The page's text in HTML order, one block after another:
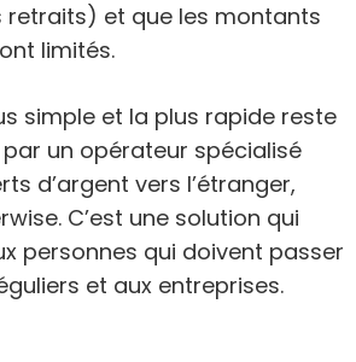
retraits) et que les montants
limités.
simple et la plus rapide reste
un opérateur spécialisé
d’argent vers l’étranger,
C’est une solution qui
personnes qui doivent passer
et aux entreprises.